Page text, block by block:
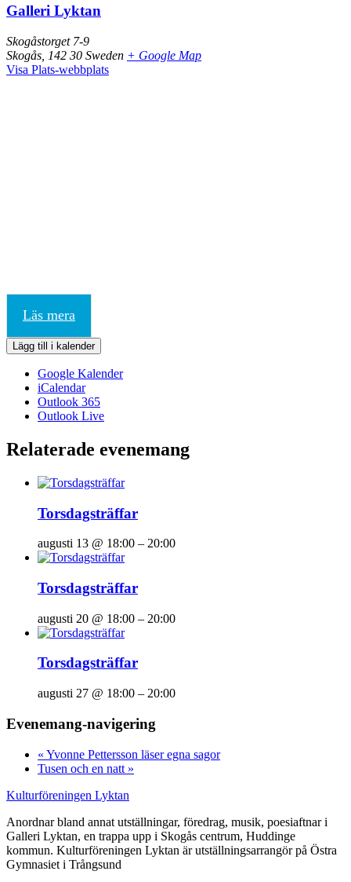
Galleri Lyktan
Skogåstorget 7-9
Skogås 142 30 Sweden + Google Map
Visa Plats-webbplats
Läs mera
Lägg till i kalender
Google Kalender
iCalendar
Outlook 365
Outlook Live
Relaterade evenemang
Torsdagsträffar
augusti 13 @ 18:00 – 20:00
Torsdagsträffar
augusti 20 @ 18:00 – 20:00
Torsdagsträffar
augusti 27 @ 18:00 – 20:00
Evenemang-navigering
« Yvonne Pettersson läser egna sagor
Tusen och en natt »
Kulturföreningen Lyktan
Anordnar bland annat utställningar, föredrag, musik, poesiaftnar i
Galleri Lyktan, en trappa upp i Skogås centrum, Huddinge
kommun. Kulturföreningen Lyktan är utställningsarrangör på Östra
Gymnasiet i Trångsund